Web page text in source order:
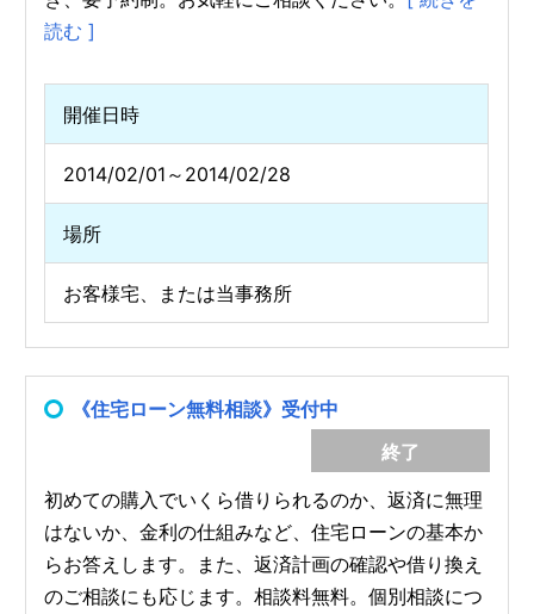
読む ]
開催日時
2014/02/01～2014/02/28
場所
お客様宅、または当事務所
《住宅ローン無料相談》受付中
終了
初めての購入でいくら借りられるのか、返済に無理
はないか、金利の仕組みなど、住宅ローンの基本か
らお答えします。また、返済計画の確認や借り換え
のご相談にも応じます。相談料無料。個別相談につ